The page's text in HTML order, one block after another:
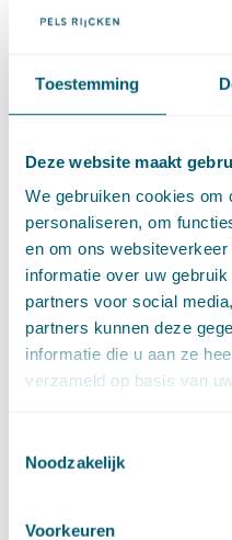
Toestemming
Deze website maakt
We gebruiken cookies om
personaliseren, om
en om ons
informatie over uw
partners voor social
partners kunnen deze
informatie die u aan ze
verzameld op basis van
Noodzakelijk
Voorkeuren
Huurrecht
Intellectuele-
Internationaal
Kooprecht(15)
Mededingingsrecht(26)
Omgevingsrecht (1)
Ondernemingsrecht
Onteigeningsrecht(72)
Overheidsrecht(183)
Pensioenrecht(27)
Personen- en
Prejudiciële uitspraken
Proces- en beslagrecht
Strafrecht
Vermogensrecht